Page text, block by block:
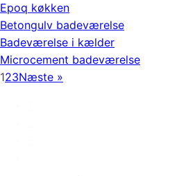
Epoq køkken
Betongulv badeværelse
Badeværelse i kælder
Microcement badeværelse
123Næste »